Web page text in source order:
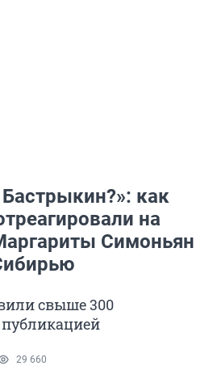
как
на
Симоньян
свыше 300
29 660